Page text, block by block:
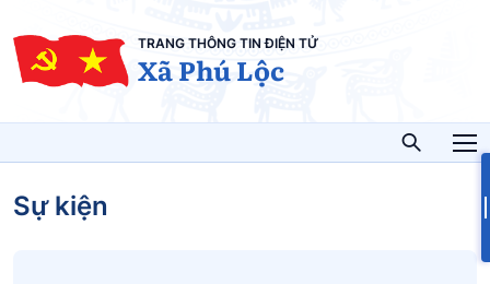
TRANG THÔNG TIN ĐIỆN TỬ
Xã Phú Lộc
Sự kiện